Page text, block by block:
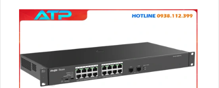
phòng, doanh nghiệp nhỏ, sản phẩm mang đến hiệu
suất cao và đáng tin cậy.